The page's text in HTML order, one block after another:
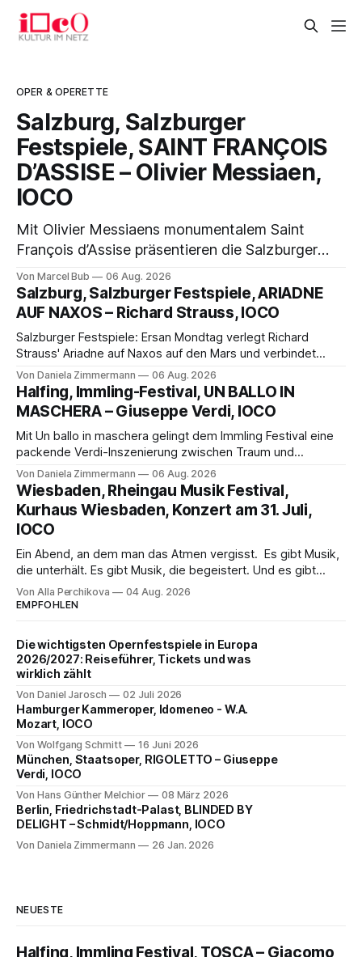
OPER & OPERETTE
Salzburg, Salzburger
Festspiele, SAINT FRANÇOIS
D’ASSISE – Olivier Messiaen,
IOCO
Mit Olivier Messiaens monumentalem Saint
François d’Assise präsentieren die Salzburger
Festspiele einen außergewöhnlichen
Opernabend. Romeo Castellucci gelingt eine
bildgewaltige Inszenierung, Maxime Pascal
entfaltet die komplexe Partitur eindrucksvoll,
Philippe Sly berührt als Franziskus.
Von Marcel Bub 06 Aug. 2026
Salzburg, Salzburger Festspiele, ARIADNE
AUF NAXOS – Richard Strauss, IOCO
Salzburger Festspiele: Ersan Mondtag verlegt Richard
Strauss' Ariadne auf Naxos auf den Mars und verbindet
Science-Fiction mit Opernklassik. Musikalisch überzeugt die
Aufführung mit starken Solisten und den Wiener
Philharmonikern, szenisch bleibt der zweite Akt jedoch
hinter den Erwartungen zurück.
Von Daniela Zimmermann 06 Aug. 2026
Halfing, Immling-Festival, UN BALLO IN
MASCHERA – Giuseppe Verdi, IOCO
Mit Un ballo in maschera gelingt dem Immling Festival eine
packende Verdi-Inszenierung zwischen Traum und
Wirklichkeit. Verena von Kerssenbrock verbindet
psychologische Tiefe mit starken Bildern, getragen von
einem spielfreudigen Ensemble und einer musikalisch
überzeugenden Gesamtleistung.
Von Daniela Zimmermann 06 Aug. 2026
Wiesbaden, Rheingau Musik Festival,
Kurhaus Wiesbaden, Konzert am 31. Juli,
IOCO
Ein Abend, an dem man das Atmen vergisst. Es gibt Musik,
die unterhält. Es gibt Musik, die begeistert. Und es gibt
Musik, nach der man minutenlang kein Wort sagen kann.
Genau so war der Abend im Kurhaus Wiesbaden, an dem
Von Alla Perchikova
04 Aug. 2026
EMPFOHLEN
Die wichtigsten Opernfestspiele in Europa
2026/2027: Reiseführer, Tickets und was
wirklich zählt
Von Daniel Jarosch 02 Juli 2026
Hamburger Kammeroper, Idomeneo - W.A.
Mozart, IOCO
Von Wolfgang Schmitt 16 Juni 2026
München, Staatsoper, RIGOLETTO – Giuseppe
Verdi, IOCO
Von Hans Günther Melchior 08 März 2026
Berlin, Friedrichstadt-Palast, BLINDED BY
DELIGHT – Schmidt/Hoppmann, IOCO
Von Daniela Zimmermann 26 Jan. 2026
NEUESTE
Halfing, Immling Festival, TOSCA – Giacomo